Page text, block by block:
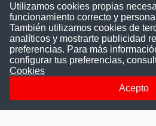
Puede comunicarse con nosotros a
nuestras redes sociales o del correo:
Siguenos en:
Utilizamos cookies propias
funcionamiento correcto y
También utilizamos cookies de
analíticos y mostrarte publicidad
preferencias. Para más
configurar tus preferencias,
Cookies
Acepto